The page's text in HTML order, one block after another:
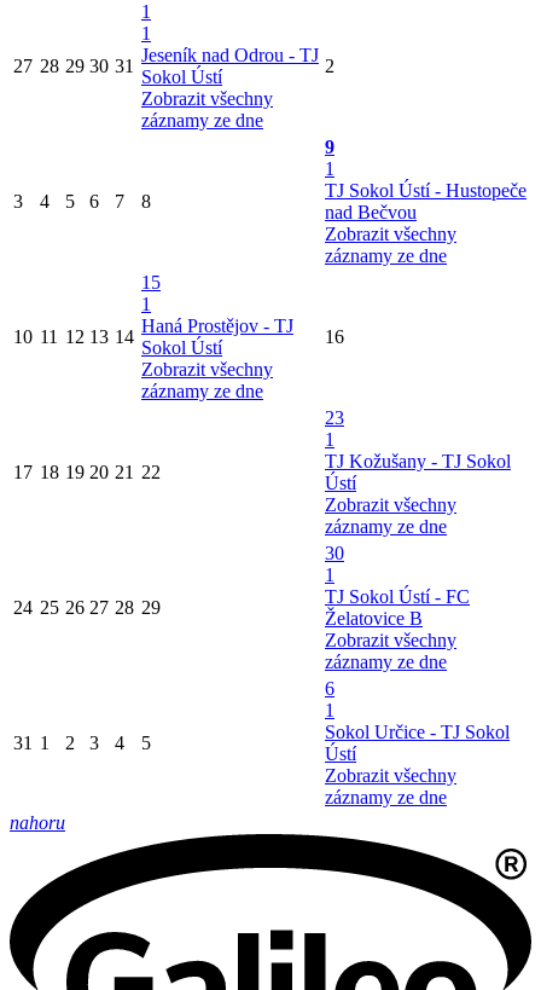
27 28 29 30 31
1
1
Jeseník nad Odrou - TJ
Sokol Ústí
Zobrazit všechny
záznamy ze dne
2
3 4 5 6 7 8
9
1
TJ Sokol Ústí - Hustopeče
nad Bečvou
Zobrazit všechny
záznamy ze dne
10 11 12 13 14
15
1
Haná Prostějov - TJ
Sokol Ústí
Zobrazit všechny
záznamy ze dne
16
17 18 19 20 21 22
23
1
TJ Kožušany - TJ Sokol
Ústí
Zobrazit všechny
záznamy ze dne
24 25 26 27 28 29
30
1
TJ Sokol Ústí - FC
Želatovice B
Zobrazit všechny
záznamy ze dne
31 1 2 3 4 5
6
1
Sokol Určice - TJ Sokol
Ústí
Zobrazit všechny
záznamy ze dne
nahoru